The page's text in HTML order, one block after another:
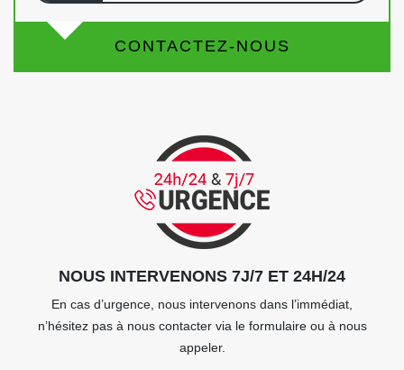
CONTACTEZ-NOUS
NOUS INTERVENONS 7J/7 ET 24H/24
En cas d’urgence, nous intervenons dans l’immédiat,
n’hésitez pas à nous contacter via le formulaire ou à nous
appeler.